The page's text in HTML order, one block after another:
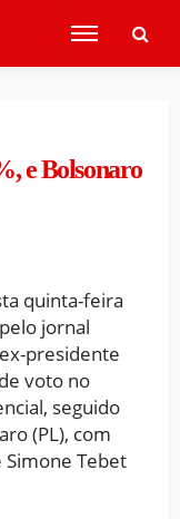
e Bolsonaro
quinta-feira
jornal
presidente
voto no
seguido
(PL), com
Simone Tebet